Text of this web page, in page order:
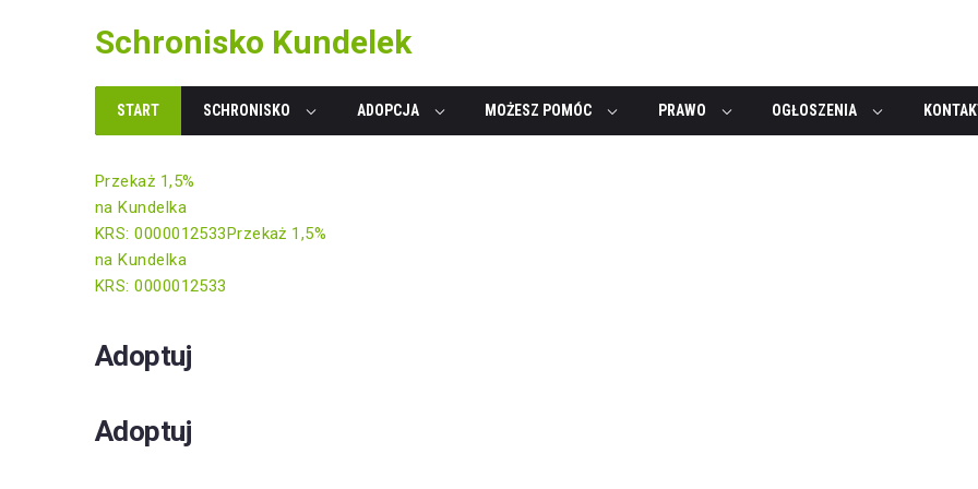
Schronisko Kundelek
START SCHRONISKO ADOPCJA MOŻESZ POMÓC PRAWO OGŁOSZENIA
Przekaż 1,5%
na Kundelka
KRS: 0000012533Przekaż 1,5%
na Kundelka
KRS: 0000012533
Adoptuj
Adoptuj